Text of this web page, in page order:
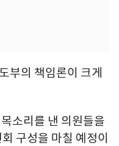
부의 책임론이 크게
소리를 낸 의원들을
구성을 마칠 예정이